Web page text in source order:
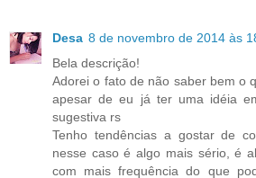
Desa 8 de novembro de 2014 às
Bela descrição!
Adorei o fato de não saber bem o
apesar de eu já ter uma idéia
sugestiva rs
Tenho tendências a gostar de
nesse caso é algo mais sério, é
com mais frequência do que